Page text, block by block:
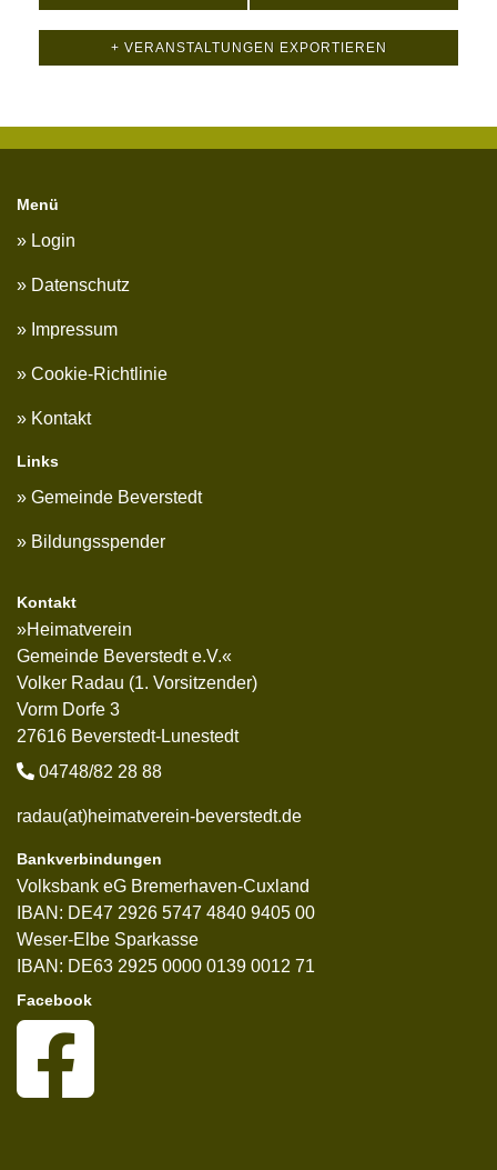
+ VERANSTALTUNGEN EXPORTIEREN
Menü
Login
Datenschutz
Impressum
Cookie-Richtlinie
Kontakt
Links
Gemeinde Beverstedt
Bildungsspender
Kontakt
»Heimatverein
Gemeinde Beverstedt e.V.«
Volker Radau (1. Vorsitzender)
Vorm Dorfe 3
27616 Beverstedt-Lunestedt
04748/82 28 88
radau(at)heimatverein-beverstedt.de
Bankverbindungen
Volksbank eG Bremerhaven-Cuxland
IBAN: DE47 2926 5747 4840 9405 00
Weser-Elbe Sparkasse
IBAN: DE63 2925 0000 0139 0012 71
Facebook